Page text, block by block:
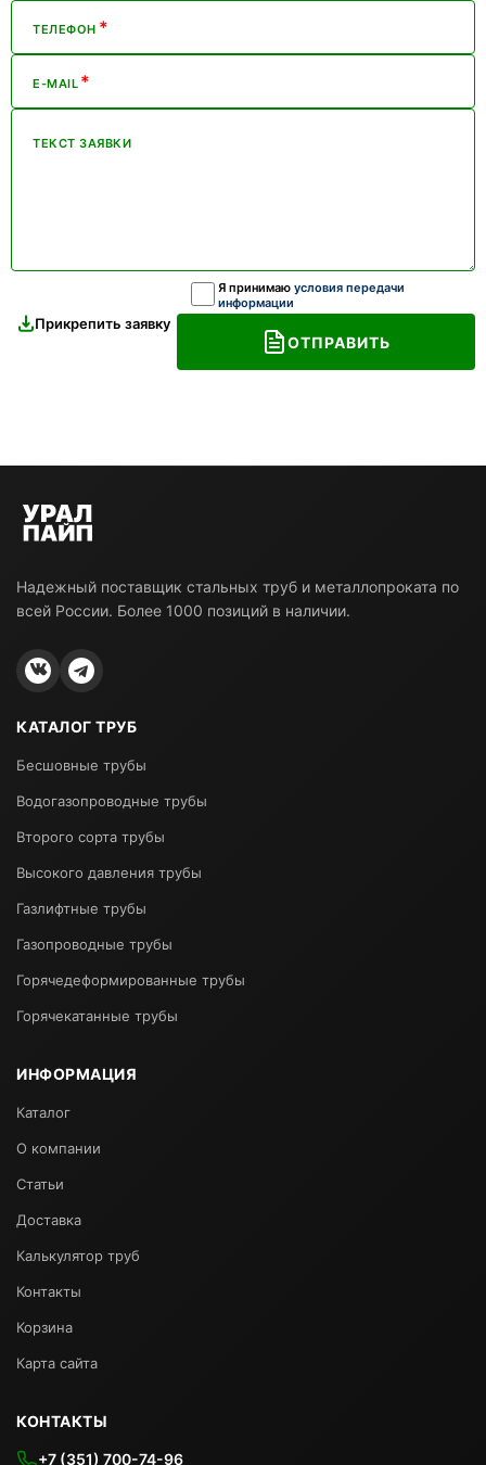
ТЕЛЕФОН *
E-MAIL *
ТЕКСТ ЗАЯВКИ
Прикрепить заявку
Я принимаю условия передачи
информации
ОТПРАВИТЬ
Надежный поставщик стальных труб и металлопроката по
всей России. Более 1000 позиций в наличии.
КАТАЛОГ ТРУБ
Бесшовные трубы
Водогазопроводные трубы
Второго сорта трубы
Высокого давления трубы
Газлифтные трубы
Газопроводные трубы
Горячедеформированные трубы
Горячекатанные трубы
ИНФОРМАЦИЯ
Каталог
О компании
Статьи
Доставка
Калькулятор труб
Контакты
Корзина
Карта сайта
КОНТАКТЫ
+7 (351) 700-74-96